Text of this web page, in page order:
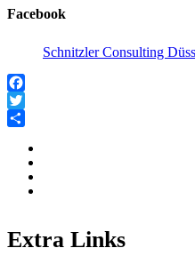
Facebook
Schnitzler Consulting
Facebook
Twitter
Extra Links